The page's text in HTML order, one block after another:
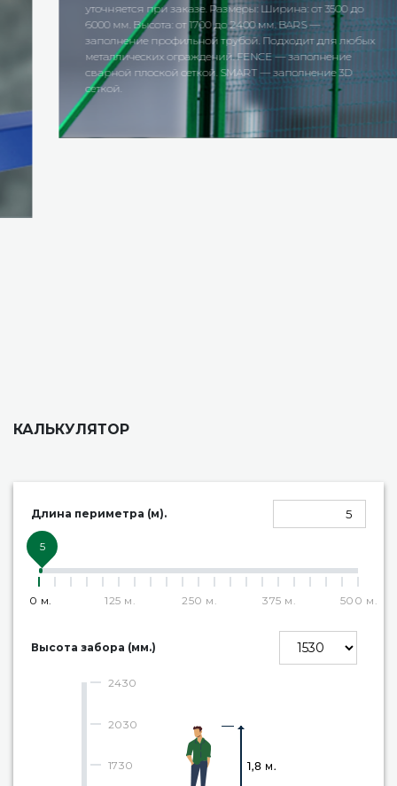
уточняется при заказе. Размеры: Ширина: от 3500 до
6000 мм. Высота: от 1700 до 2400 мм. BARS —
заполнение профильной трубой. Подходит для любых
металлических ограждений. FENCE — заполнение
сварной плоской сеткой. SMART — заполнение 3D
КАЛЬКУЛЯТОР
Длина периметра (м).
5
0 м. 125 м. 250 м. 375 м. 500 м.
Высота забора (мм.)
1730
2030
2430